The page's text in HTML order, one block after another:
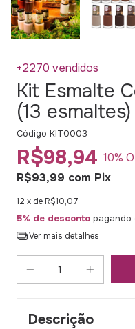
+2270 vendidos
Kit Esmalte
(13 esmaltes)
Código KIT0003
R$98,94 10%
R$93,99 com Pix
12 x de R$10,07
5% de desconto pagando
Ver mais detalhes
Descrição